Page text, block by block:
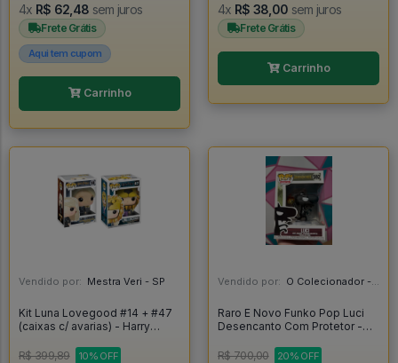
4x R$ 62,48 sem juros
Frete Grátis
Aqui tem cupom
Carrinho
4x R$ 38,00 sem juros
Frete Grátis
Carrinho
Vendido por: Mestra Veri - SP
Kit Luna Lovegood #14 + #47
(caixas c/ avarias) - Harry
R$ 399,89
10% OFF
Vendido por: O Colecionador - SP
Raro E Novo Funko Pop Luci
Desencanto Com Protetor -
R$ 700,00
20% OFF